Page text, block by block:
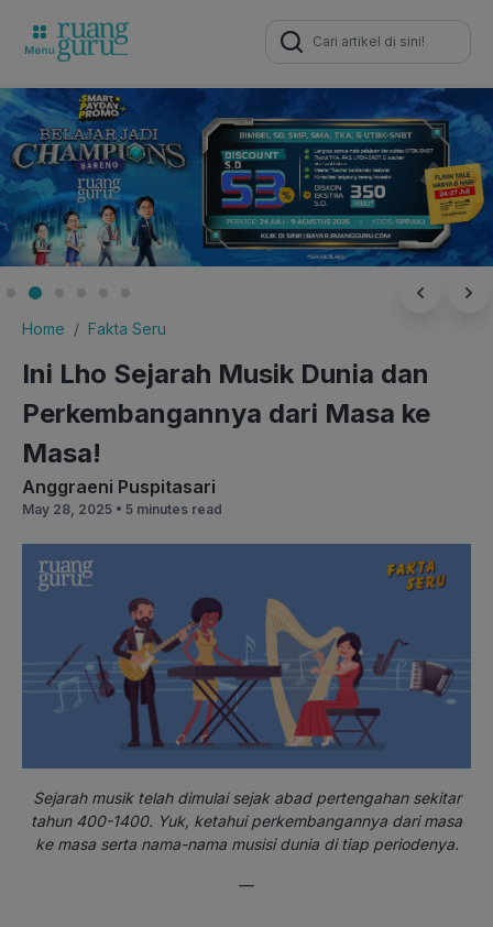
Search
for:
Home Fakta Seru
Ini Lho Sejarah Musik Dunia dan
Perkembangannya dari Masa ke
Masa!
Anggraeni Puspitasari
May 28, 2025 • 5 minutes read
Sejarah musik telah dimulai sejak abad pertengahan sekitar
tahun 400-1400. Yuk, ketahui perkembangannya dari masa
ke masa serta nama-nama musisi dunia di tiap periodenya.
—